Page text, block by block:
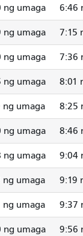
ng umaga 6:46
ng umaga 7:15
ng umaga 7:36
ng umaga 8:01
ng umaga 8:25
ng umaga 8:46
ng umaga 9:04
ng umaga 9:19
ng umaga 9:37
ng umaga 9:56